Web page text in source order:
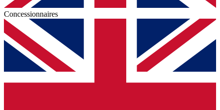
Concessionnaires